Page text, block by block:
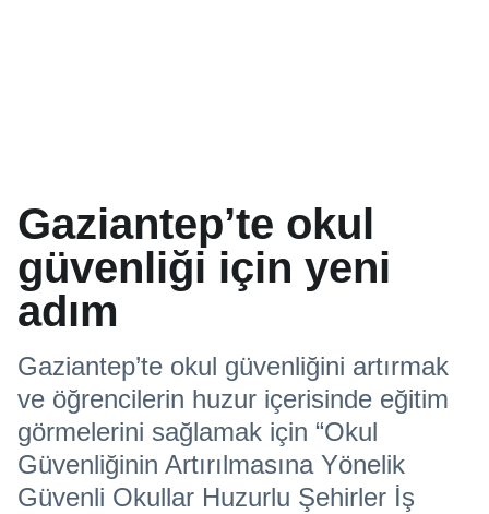
Gaziantep’te okul
güvenliği için yeni
adım
Gaziantep’te okul güvenliğini artırmak
ve öğrencilerin huzur içerisinde eğitim
görmelerini sağlamak için “Okul
Güvenliğinin Artırılmasına Yönelik
Güvenli Okullar Huzurlu Şehirler İş